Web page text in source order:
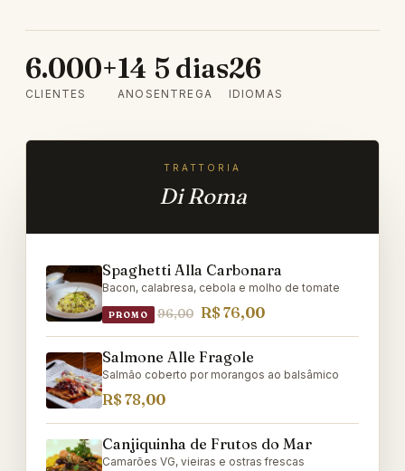
6.000+
CLIENTES
14
ANOS
5 dias
ENTREGA
26
IDIOMAS
TRATTORIA
Di Roma
Spaghetti Alla Carbonara
Bacon, calabresa, cebola e molho de tomate
PROMO 96,00 R$ 76,00
Salmone Alle Fragole
Salmão coberto por morangos ao balsâmico
R$ 78,00
Canjiquinha de Frutos do Mar
Camarões VG, vieiras e ostras frescas